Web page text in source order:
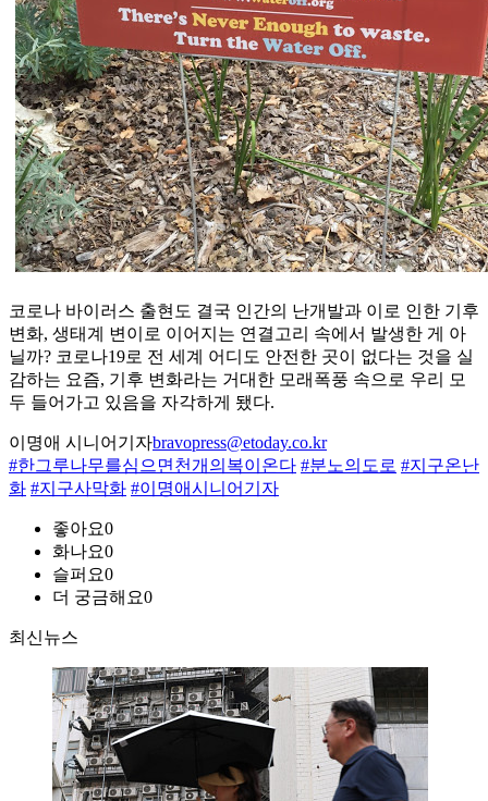
코로나 바이러스 출현도 결국 인간의 난개발과 이로 인한 기후
변화, 생태계 변이로 이어지는 연결고리 속에서 발생한 게 아
닐까? 코로나19로 전 세계 어디도 안전한 곳이 없다는 것을 실
감하는 요즘, 기후 변화라는 거대한 모래폭풍 속으로 우리 모
두 들어가고 있음을 자각하게 됐다.
이명애 시니어기자bravopress@etoday.co.kr
#한그루나무를심으면천개의복이온다 #분노의도로 #지구온난
화 #지구사막화 #이명애시니어기자
좋아요0
화나요0
슬퍼요0
더 궁금해요0
최신뉴스